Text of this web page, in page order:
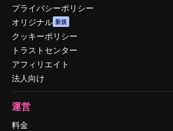
プライバシーポリシー
オリジナル 新規
クッキーポリシー
トラストセンター
アフィリエイト
法人向け
運営
料金